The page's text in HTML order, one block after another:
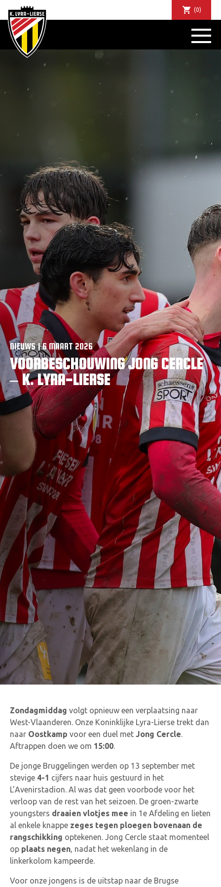
(0)
NIEUWS | 6 MAART 2026
VOORBESCHOUWING JONG CERCLE
– K. LYRA-LIERSE
Zondagmiddag volgt opnieuw een verplaatsing naar
West-Vlaanderen. Onze Koninklijke Lyra-Lierse trekt dan
naar Oostkamp voor een duel met Jong Cercle.
Aftrappen doen we om 15:00.
De jonge Bruggelingen werden op 13 september met
stevige 4-1 cijfers naar huis gestuurd in het
L’Avenirstadion. Al was dat geen voorbode voor het
verloop van de rest van het seizoen. De groen-zwarte
youngsters draaien vlotjes mee in 1e Afdeling en lieten
al enkele knappe zeges tegen ploegen bovenaan de
rangschikking optekenen. Jong Cercle staat momenteel
op plaats negen, nadat het wekenlang in de
linkerkolom kampeerde.
Voor onze jongens is de uitstap naar de Brugse
NIEUWS
DE CLUB
TICKETS
ABONNEMENTEN
COMMUNITY
BUSINESS CLUB
MATCHDINERS
FAQ
VACATURES
CONTACTEER ONS